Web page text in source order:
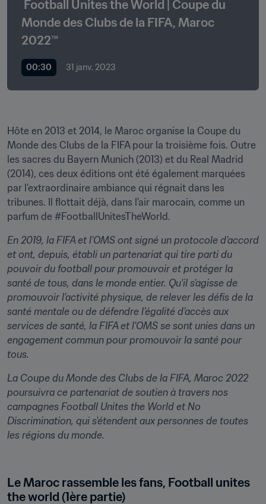
Football Unites the World | Coupe﻿ du
Monde des Clubs de la FIFA, Maroc
2022™
00:30 31 janv. 2023
Hôte en 2013 et 2014, le Maroc organise la Coupe du
Monde des Clubs de la FIFA pour la troisième fois. Outre
les sacres du Bayern Munich (2013) et du Real Madrid
(2014), ces deux éditions ont été également marquées
par l'extraordinaire ambiance qui régnait dans les
tribunes. Il flottait déjà, dans l'air marocain, comme un
parfum de #FootballUnitesTheWorld.
En 2019, la FIFA et l'OMS ont signé un protocole d'accord
et ont, depuis, établi un partenariat qui tire parti du
pouvoir du football pour promouvoir et protéger la
santé de tous, dans le monde entier. Qu'il s'agisse de
promouvoir l'activité physique, de relever les défis de la
santé mentale ou de défendre l'égalité d'accès aux
services de santé, la FIFA et l'OMS se sont unies dans un
engagement commun pour promouvoir la santé pour
tous.
La Coupe du Monde des Clubs de la FIFA, Maroc 2022
poursuivra ce partenariat de soutien à travers nos
campagnes Football Unites the World et No
Discrimination, qui s'étendent aux personnes de toutes
les régions du monde.
Le Maroc rassemble les fans, Football unites
the world (1ère partie)